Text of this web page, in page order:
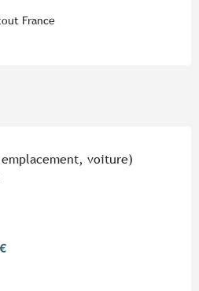
France
voiture)